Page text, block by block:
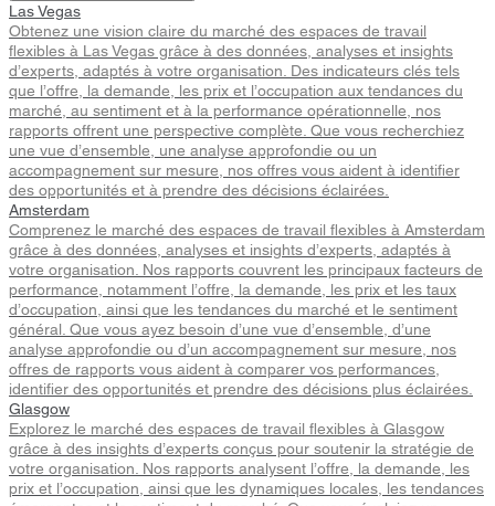
Las Vegas
Obtenez une vision claire du marché des espaces de travail
flexibles à Las Vegas grâce à des données, analyses et insights
d’experts, adaptés à votre organisation. Des indicateurs clés tels
que l’offre, la demande, les prix et l’occupation aux tendances du
marché, au sentiment et à la performance opérationnelle, nos
rapports offrent une perspective complète. Que vous recherchiez
une vue d’ensemble, une analyse approfondie ou un
accompagnement sur mesure, nos offres vous aident à identifier
des opportunités et à prendre des décisions éclairées.
Amsterdam
Comprenez le marché des espaces de travail flexibles à Amsterdam
grâce à des données, analyses et insights d’experts, adaptés à
votre organisation. Nos rapports couvrent les principaux facteurs de
performance, notamment l’offre, la demande, les prix et les taux
d’occupation, ainsi que les tendances du marché et le sentiment
général. Que vous ayez besoin d’une vue d’ensemble, d’une
analyse approfondie ou d’un accompagnement sur mesure, nos
offres de rapports vous aident à comparer vos performances,
identifier des opportunités et prendre des décisions plus éclairées.
Glasgow
Explorez le marché des espaces de travail flexibles à Glasgow
grâce à des insights d’experts conçus pour soutenir la stratégie de
votre organisation. Nos rapports analysent l’offre, la demande, les
prix et l’occupation, ainsi que les dynamiques locales, les tendances